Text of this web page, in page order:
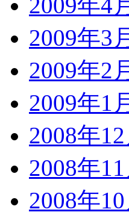
2009年3
2009年2
2009年1
2008年
2008年
2008年